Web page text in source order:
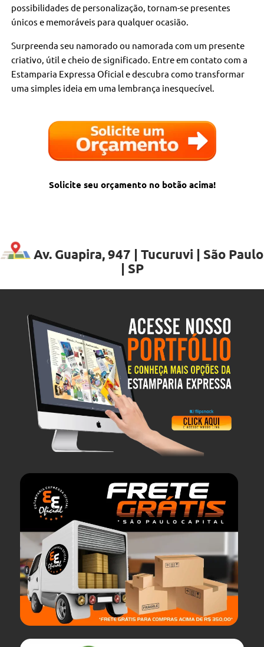
possibilidades de personalização, tornam-se presentes
únicos e memoráveis para qualquer ocasião.
Surpreenda seu namorado ou namorada com um presente
criativo, útil e cheio de significado. Entre em contato com a
Estamparia Expressa Oficial e descubra como transformar
uma simples ideia em uma lembrança inesquecível.
Solicite seu orçamento no botão acima!
Av. Guapira, 947 | Tucuruvi | São Paulo
| SP